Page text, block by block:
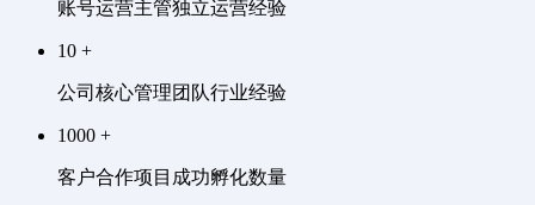
账号运营主管独立运营经验
10 +
公司核心管理团队行业经验
1000 +
客户合作项目成功孵化数量